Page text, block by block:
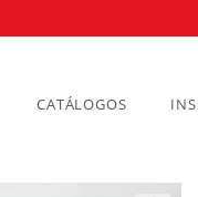
CATÁLOGOS